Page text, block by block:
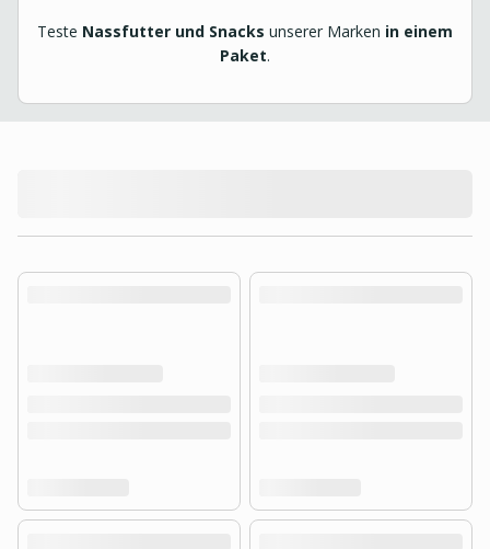
Teste Nassfutter und Snacks unserer Marken in einem
Paket.